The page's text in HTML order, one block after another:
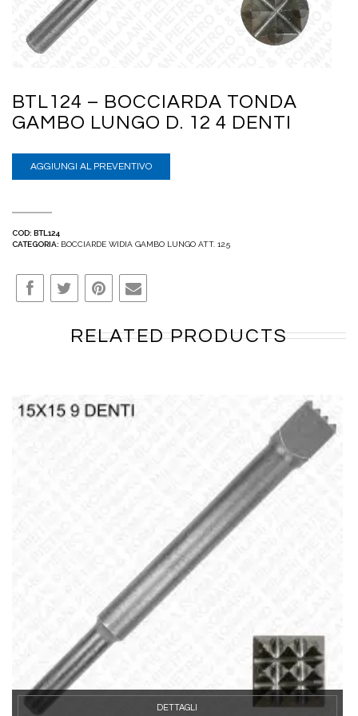
BTL124 – BOCCIARDA TONDA
GAMBO LUNGO D. 12 4 DENTI
AGGIUNGI AL PREVENTIVO
COD: BTL124
CATEGORIA: BOCCIARDE WIDIA GAMBO LUNGO ATT. 12.5
RELATED PRODUCTS
DETTAGLI